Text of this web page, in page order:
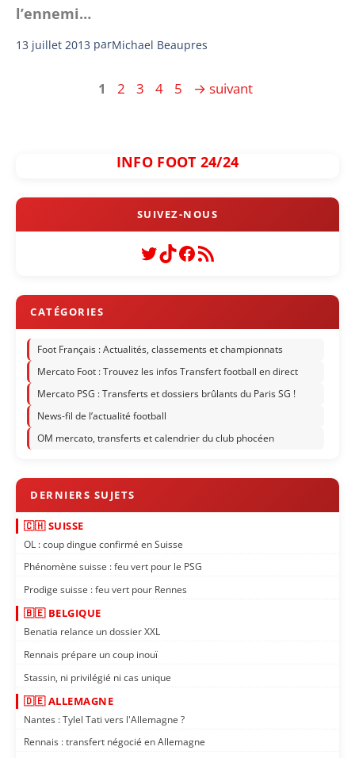
l’ennemi…
13 juillet 2013 parMichael Beaupres
Page
1 Page
2 Page
3 Page
4 Page
5 → suivant
INFO FOOT 24/24
Twitter
TikTok
Facebook
Flux RSS
Foot Français : Actualités, classements et championnats
Mercato Foot : Trouvez les infos Transfert football en direct
Mercato PSG : Transferts et dossiers brûlants du Paris SG !
News-fil de l’actualité football
OM mercato, transferts et calendrier du club phocéen
🇨🇭 SUISSE
OL : coup dingue confirmé en Suisse
Phénomène suisse : feu vert pour le PSG
Prodige suisse : feu vert pour Rennes
🇧🇪 BELGIQUE
Benatia relance un dossier XXL
Rennais prépare un coup inouï
Stassin, ni privilégié ni cas unique
🇩🇪 ALLEMAGNE
Nantes : Tylel Tati vers l'Allemagne ?
Rennais : transfert négocié en Allemagne